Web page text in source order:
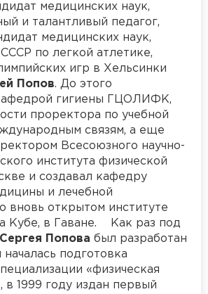
медицинских наук,
и талантливый педагог,
медицинских наук,
по легкой атлетике,
игр в Хельсинки
Попов. До этого
гигиены ГЦОЛИФК,
проректора по учебной
связям, а еще
Всесоюзного научно-
института физической
и создавал кафедру
и лечебной
вновь открытом институте
Кубе, в Гаване. Как раз под
Сергея Попова был разработан
подготовка
«физическая
в 1999 году издан первый